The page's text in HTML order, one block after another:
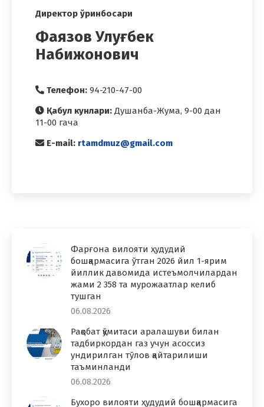
Директор ўринбосари
Фаязов Улуғбек
Набижонович
Телефон: 94-210-47-00
Қабул кунлари: Душанба-Жума, 9-00 дан
11-00 гача
E-mail: rtamdmuz@gmail.com
Фарғона вилояти ҳудудий
бошқармасига ўтган 2026 йил 1-ярим
йиллик давомида истеъмолчилардан
жами 2 358 та мурожаатлар келиб
тушган
06.08.2026
Рақобат қўмитаси аралашуви билан
тадбиркордан газ учун асоссиз
ундирилган тўлов қайтарилиши
таъминланди
06.08.2026
Бухоро вилояти ҳудудий бошқармасига